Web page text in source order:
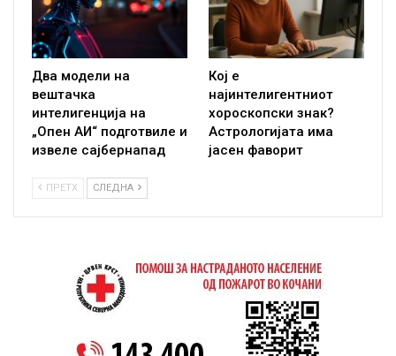
Два модели на
вештачка
интелигенција на
„Опен АИ“ подготвиле и
извеле сајбернапад
Кој е
најинтелигентниот
хороскопски знак?
Астрологијата има
јасен фаворит
ПРЕТХ СЛЕДНА